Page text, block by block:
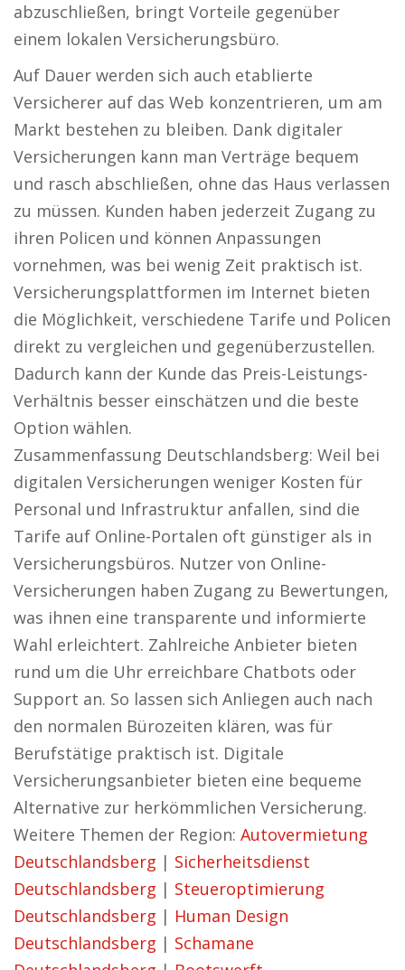
abzuschließen, bringt Vorteile gegenüber
einem lokalen Versicherungsbüro.
Auf Dauer werden sich auch etablierte
Versicherer auf das Web konzentrieren, um am
Markt bestehen zu bleiben. Dank digitaler
Versicherungen kann man Verträge bequem
und rasch abschließen, ohne das Haus verlassen
zu müssen. Kunden haben jederzeit Zugang zu
ihren Policen und können Anpassungen
vornehmen, was bei wenig Zeit praktisch ist.
Versicherungsplattformen im Internet bieten
die Möglichkeit, verschiedene Tarife und Policen
direkt zu vergleichen und gegenüberzustellen.
Dadurch kann der Kunde das Preis-Leistungs-
Verhältnis besser einschätzen und die beste
Option wählen.
Zusammenfassung Deutschlandsberg: Weil bei
digitalen Versicherungen weniger Kosten für
Personal und Infrastruktur anfallen, sind die
Tarife auf Online-Portalen oft günstiger als in
Versicherungsbüros. Nutzer von Online-
Versicherungen haben Zugang zu Bewertungen,
was ihnen eine transparente und informierte
Wahl erleichtert. Zahlreiche Anbieter bieten
rund um die Uhr erreichbare Chatbots oder
Support an. So lassen sich Anliegen auch nach
den normalen Bürozeiten klären, was für
Berufstätige praktisch ist. Digitale
Versicherungsanbieter bieten eine bequeme
Alternative zur herkömmlichen Versicherung.
Weitere Themen der Region: Autovermietung
Deutschlandsberg | Sicherheitsdienst
Deutschlandsberg | Steueroptimierung
Deutschlandsberg | Human Design
Deutschlandsberg | Schamane